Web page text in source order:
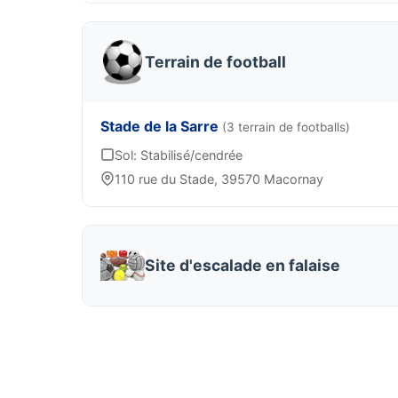
Terrain de football
Stade de la Sarre (3 terrain de footballs)
Sol: Stabilisé/cendrée
110 rue du Stade, 39570 Macornay
Site d'escalade en falaise